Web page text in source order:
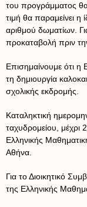
του προγράμματος
τιμή θα παραμείνει η
αριθμού δωματίων.
προκαταβολή πριν
Επισημαίνουμε ότι η
τη δημιουργία
σχολικής εκδρομής.
Καταληκτική
ταχυδρομείου, μέχρι
Ελληνικής
Αθήνα.
Για το Διοικητικό
της Ελληνικής